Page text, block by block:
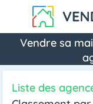
Vendre sa
Liste des